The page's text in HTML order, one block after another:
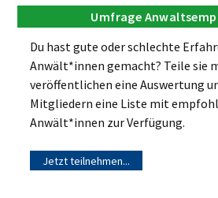
Umfrage
Du hast gute oder schlechte
Anwält*innen gemacht? Teile sie
veröffentlichen eine Auswertung
Mitgliedern eine Liste mit
Anwält*innen zur Verfügung.
Jetzt teilnehmen...